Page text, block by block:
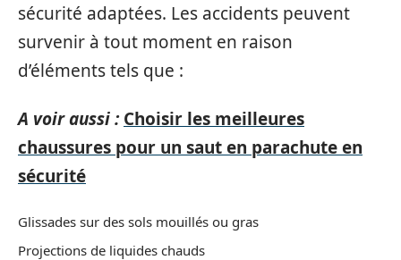
sécurité adaptées. Les accidents peuvent
survenir à tout moment en raison
d’éléments tels que :
A voir aussi : Choisir les meilleures
chaussures pour un saut en parachute en
sécurité
Glissades sur des sols mouillés ou gras
Projections de liquides chauds